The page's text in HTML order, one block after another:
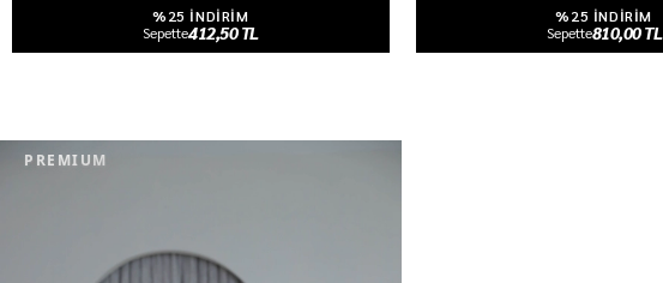
%25 INDIRIM
Sepette412,50 TL
%25 INDIRIM
Sepette810,00 TL
PREMIUM